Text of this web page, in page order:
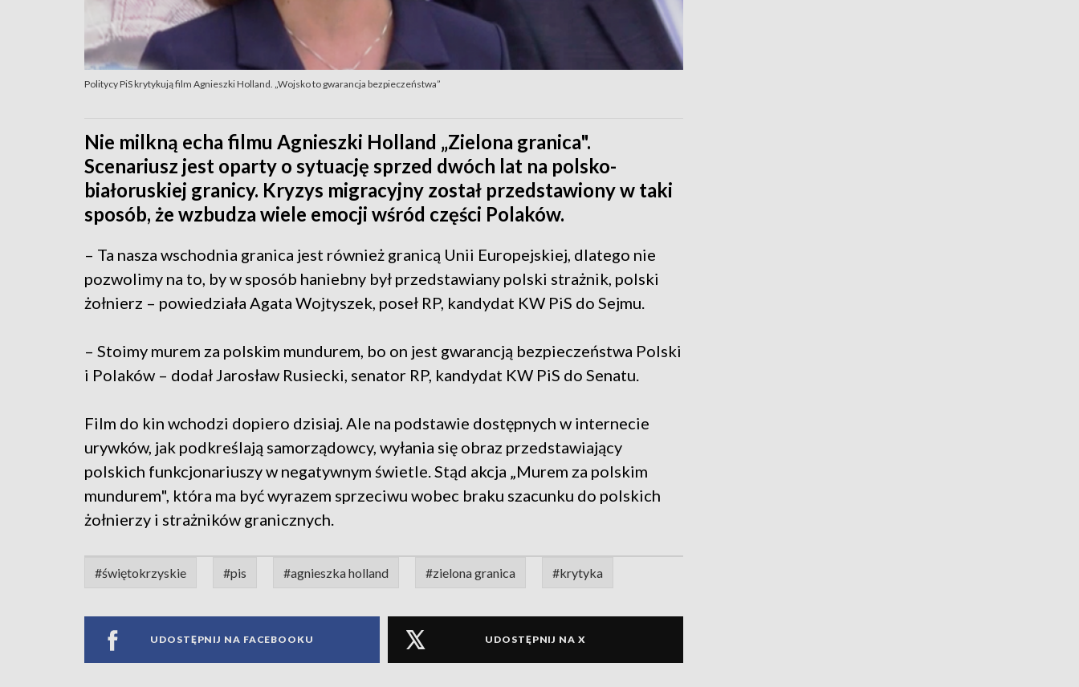
Politycy PiS krytykują film Agnieszki Holland. „Wojsko to gwarancja bezpieczeństwa”
Nie milkną echa filmu Agnieszki Holland „Zielona granica".
Scenariusz jest oparty o sytuację sprzed dwóch lat na polsko-
białoruskiej granicy. Kryzys migracyjny został przedstawiony w taki
sposób, że wzbudza wiele emocji wśród części Polaków.
– Ta nasza wschodnia granica jest również granicą Unii Europejskiej, dlatego nie
pozwolimy na to, by w sposób haniebny był przedstawiany polski strażnik, polski
żołnierz – powiedziała Agata Wojtyszek, poseł RP, kandydat KW PiS do Sejmu.
– Stoimy murem za polskim mundurem, bo on jest gwarancją bezpieczeństwa Polski
i Polaków – dodał Jarosław Rusiecki, senator RP, kandydat KW PiS do Senatu.
Film do kin wchodzi dopiero dzisiaj. Ale na podstawie dostępnych w internecie
urywków, jak podkreślają samorządowcy, wyłania się obraz przedstawiający
polskich funkcjonariuszy w negatywnym świetle. Stąd akcja „Murem za polskim
mundurem", która ma być wyrazem sprzeciwu wobec braku szacunku do polskich
żołnierzy i strażników granicznych.
#świętokrzyskie #pis #agnieszka holland #zielona granica #krytyka
UDOSTĘPNIJ NA FACEBOOKU UDOSTĘPNIJ NA X